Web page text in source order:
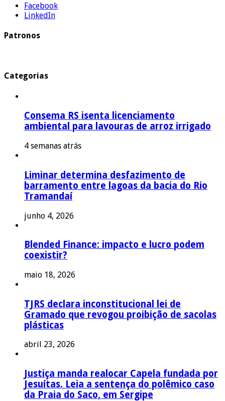
Facebook
LinkedIn
Patronos
Categorias
Consema RS isenta licenciamento
ambiental para lavouras de arroz irrigado
4 semanas atrás
Liminar determina desfazimento de
barramento entre lagoas da bacia do Rio
Tramandaí
junho 4, 2026
Blended Finance: impacto e lucro podem
coexistir?
maio 18, 2026
TJRS declara inconstitucional lei de
Gramado que revogou proibição de sacolas
plásticas
abril 23, 2026
Justiça manda realocar Capela fundada por
Jesuítas. Leia a sentença do polêmico caso
da Praia do Saco, em Sergipe